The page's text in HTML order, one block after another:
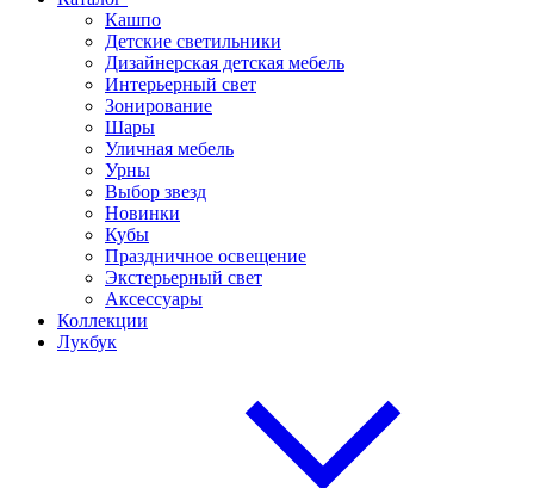
Кашпо
Детские светильники
Дизайнерская детская мебель
Интерьерный свет
Зонирование
Шары
Уличная мебель
Урны
Выбор звезд
Новинки
Кубы
Праздничное освещение
Экстерьерный свет
Аксессуары
Коллекции
Лукбук